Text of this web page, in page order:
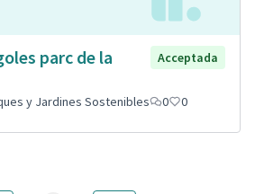
parc de la
Acceptada
y Jardines Sostenibles 0 0